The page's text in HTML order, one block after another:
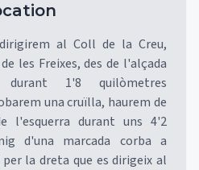
al Coll de la Creu,
les Freixes, des de l'alçada
durant 1'8 quilòmetres
una cruïlla, haurem de
l'esquerra durant uns 4'2
d'una marcada corba a
la dreta que es dirigeix al